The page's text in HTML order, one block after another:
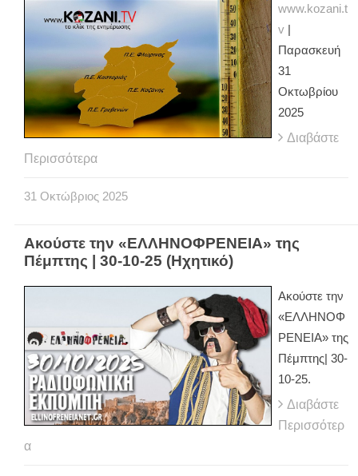
www.kozani.t
v
Παρασκευή
31
Οκτωβρίου
2025
Διαβάστε
Περισσότερα
31 Οκτώβριος 2025
Ακούστε την «ΕΛΛΗΝΟΦΡΕΝΕΙΑ» της
Πέμπτης | 30-10-25 (Ηχητικό)
Ακούστε την
«ΕΛΛΗΝΟΦ
ΡΕΝΕΙΑ» της
Πέμπτης| 30-
10-25.
Διαβάστε
Περισσότερ
α